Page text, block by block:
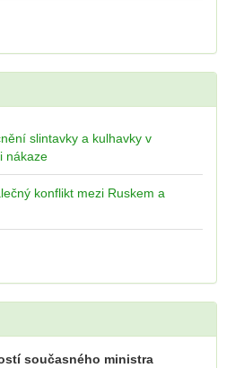
slintavky a kulhavky v
nákaze
konflikt mezi Ruskem a
současného ministra